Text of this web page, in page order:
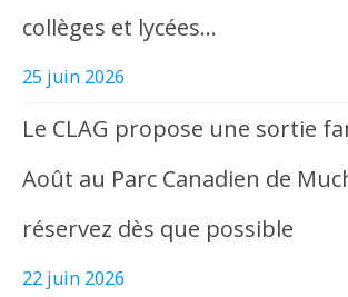
collèges et lycées…
25 juin 2026
Le CLAG propose une sortie
Août au Parc Canadien de
réservez dès que possible
22 juin 2026